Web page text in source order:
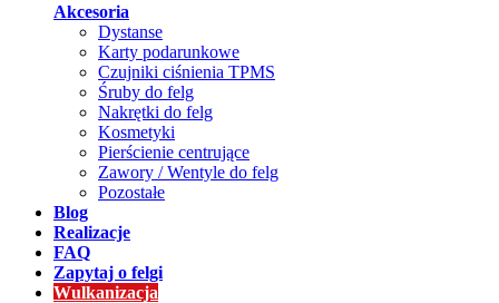
Akcesoria
Dystanse
Karty podarunkowe
Czujniki ciśnienia TPMS
Śruby do felg
Nakrętki do felg
Kosmetyki
Pierścienie centrujące
Zawory / Wentyle do felg
Pozostałe
Blog
Realizacje
FAQ
Zapytaj o felgi
Wulkanizacja